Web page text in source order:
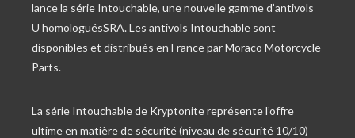
lance la série Intouchable, une nouvelle gamme d’antivols
U homologuésSRA. Les antivols Intouchable sont
disponibles et distribués en France par Moraco Motorcycle
Parts.
La série Intouchable de Kryptonite représente l’offre
ultime en matière de sécurité (niveau de sécurité 10/10)